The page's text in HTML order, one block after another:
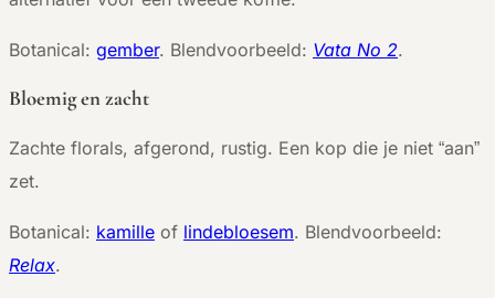
Botanical: gember. Blendvoorbeeld: Vata No 2.
Bloemig en zacht
Zachte florals, afgerond, rustig. Een kop die je niet “aan”
zet.
Botanical: kamille of lindebloesem. Blendvoorbeeld:
Relax.